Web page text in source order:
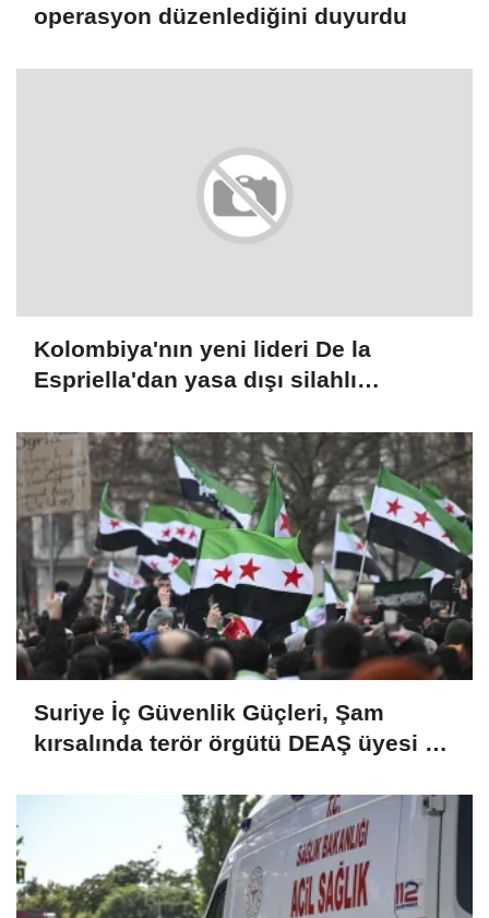
operasyon düzenlediğini duyurdu
Kolombiya'nın yeni lideri De la
Espriella'dan yasa dışı silahlı
Suriye İç Güvenlik Güçleri, Şam
kırsalında terör örgütü DEAŞ üyesi 2